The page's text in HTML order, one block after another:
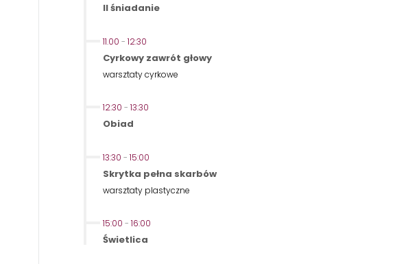
II śniadanie
11.00 - 12:30
Cyrkowy zawrót głowy
warsztaty cyrkowe
12:30 - 13:30
Obiad
13:30 - 15:00
Skrytka pełna skarbów
warsztaty plastyczne
15:00 - 16:00
Świetlica